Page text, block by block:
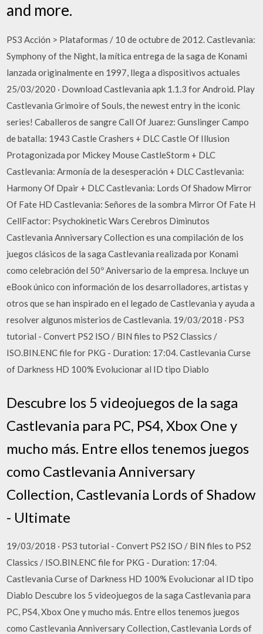
and more.
PS3 Acción > Plataformas / 10 de octubre de 2012. Castlevania:
Symphony of the Night, la mítica entrega de la saga de Konami
lanzada originalmente en 1997, llega a dispositivos actuales
25/03/2020 · Download Castlevania apk 1.1.3 for Android. Play
Castlevania Grimoire of Souls, the newest entry in the iconic
series! Caballeros de sangre Call Of Juarez: Gunslinger Campo
de batalla: 1943 Castle Crashers + DLC Castle Of Illusion
Protagonizada por Mickey Mouse CastleStorm + DLC
Castlevania: Armonía de la desesperación + DLC Castlevania:
Harmony Of Dpair + DLC Castlevania: Lords Of Shadow Mirror
Of Fate HD Castlevania: Señores de la sombra Mirror Of Fate H
CellFactor: Psychokinetic Wars Cerebros Diminutos
Castlevania Anniversary Collection es una compilación de los
juegos clásicos de la saga Castlevania realizada por Konami
como celebración del 50º Aniversario de la empresa. Incluye un
eBook único con información de los desarrolladores, artistas y
otros que se han inspirado en el legado de Castlevania y ayuda a
resolver algunos misterios de Castlevania. 19/03/2018 · PS3
tutorial - Convert PS2 ISO / BIN files to PS2 Classics /
ISO.BIN.ENC file for PKG - Duration: 17:04. Castlevania Curse
of Darkness HD 100% Evolucionar al ID tipo Diablo
Descubre los 5 videojuegos de la saga
Castlevania para PC, PS4, Xbox One y
mucho más. Entre ellos tenemos juegos
como Castlevania Anniversary
Collection, Castlevania Lords of Shadow
- Ultimate
19/03/2018 · PS3 tutorial - Convert PS2 ISO / BIN files to PS2
Classics / ISO.BIN.ENC file for PKG - Duration: 17:04.
Castlevania Curse of Darkness HD 100% Evolucionar al ID tipo
Diablo Descubre los 5 videojuegos de la saga Castlevania para
PC, PS4, Xbox One y mucho más. Entre ellos tenemos juegos
como Castlevania Anniversary Collection, Castlevania Lords of